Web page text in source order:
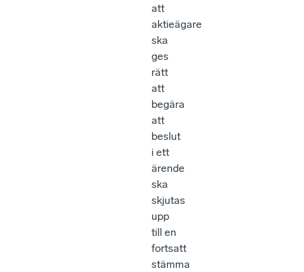
att
aktieägare
ska
ges
rätt
att
begära
att
beslut
i ett
ärende
ska
skjutas
upp
till en
fortsatt
stämma